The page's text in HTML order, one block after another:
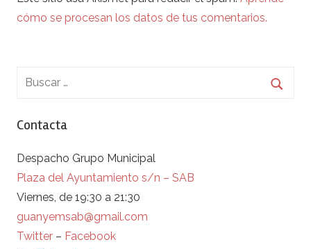
cómo se procesan los datos de tus comentarios.
Contacta
Despacho Grupo Municipal
Plaza del Ayuntamiento s/n – SAB
Viernes, de 19:30 a 21:30
guanyemsab@gmail.com
Twitter – Facebook